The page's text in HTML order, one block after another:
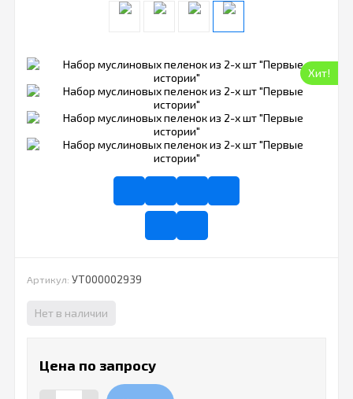
Хит!
Артикул: УТ000002939
Нет в наличии
Цена по запросу